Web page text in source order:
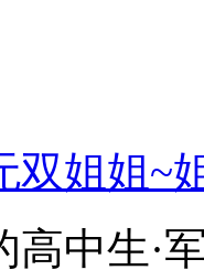
双姐姐~
高中生·